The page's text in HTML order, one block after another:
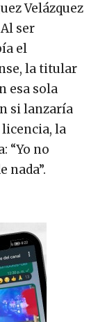
Velázquez
ser
el
la titular
esa sola
si lanzaría
la
“Yo no
nada”.